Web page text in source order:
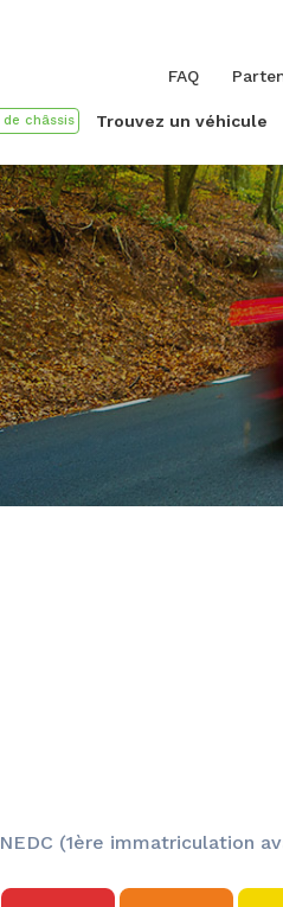
Trouvez un véhicule
FAQ
NEDC (1ère immatriculation